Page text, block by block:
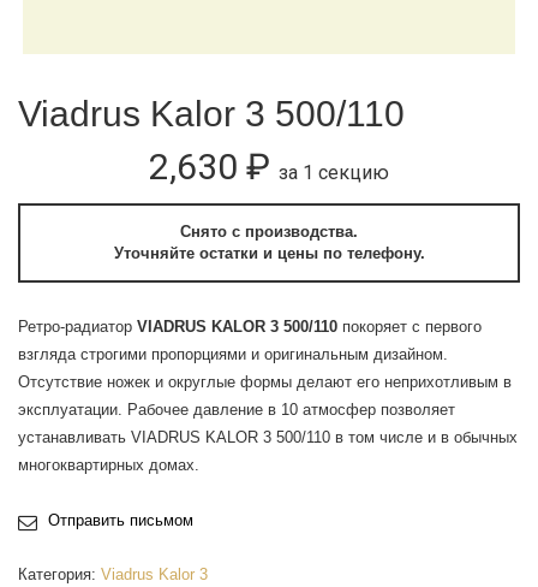
Viadrus Kalor 3 500/110
2,630 ₽ за 1 секцию
Снято с производства.
Уточняйте остатки и цены по телефону.
Ретро-радиатор VIADRUS KALOR 3 500/110 покоряет с первого
взгляда строгими пропорциями и оригинальным дизайном.
Отсутствие ножек и округлые формы делают его неприхотливым в
эксплуатации. Рабочее давление в 10 атмосфер позволяет
устанавливать VIADRUS KALOR 3 500/110 в том числе и в обычных
многоквартирных домах.
Отправить письмом
Категория: Viadrus Kalor 3